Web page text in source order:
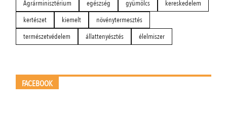
Agrárminisztérium egészség gyümölcs
kereskedelem
kertészet
kiemelt
növénytermesztés
természetvédelem
állattenyésztés élelmiszer
FACEBOOK